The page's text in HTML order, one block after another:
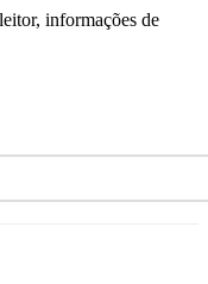
informações de